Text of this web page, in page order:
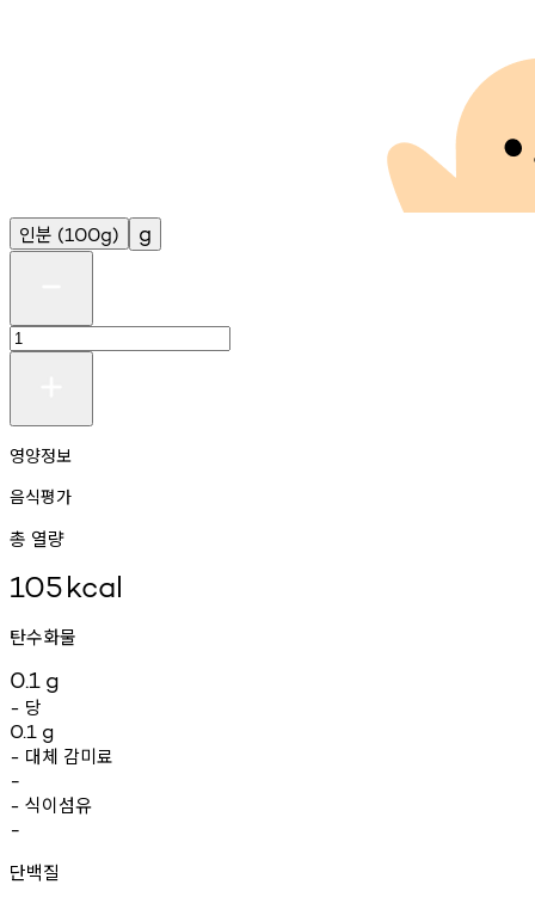
인분 (100g) g
영양정보
음식평가
총 열량
105kcal
탄수화물
0.1 g
- 당
0.1 g
- 대체 감미료
-
- 식이섬유
-
단백질